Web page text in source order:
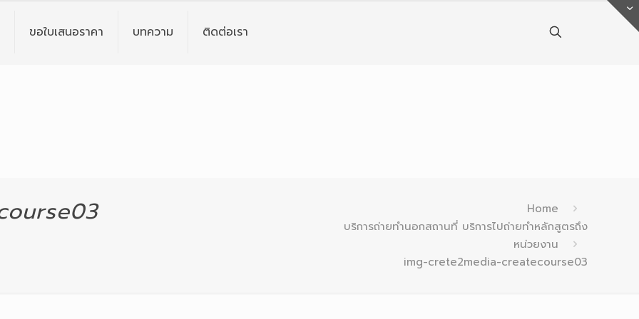
ขอใบเสนอราคา บทความ ติดต่อเรา
Home
บริการถ่ายทำนอกสถานที่ บริการไปถ่ายทำหลักสูตรถึง
หน่วยงาน
img-crete2media-createcourse03